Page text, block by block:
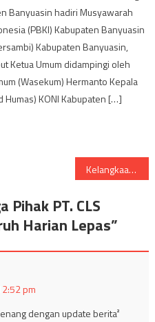
Banyuasin hadiri Musyawarah
(PBKI) Kabupaten Banyuasin
Kabupaten Banyuasin,
Ketua Umum didampingi oleh
(Wasekum) Hermanto Kepala
Humas) KONI Kabupaten […]
Kelangkaan Pupuk Buat Petani Menjerit
Pihak PT. CLS
Harian Lepas”
pm
dengan update berita²